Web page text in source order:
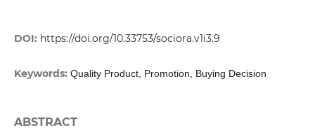
DOI: https://doi.org/10.33753/sociora.v1i3.9
Keywords: Quality Product, Promotion, Buying Decision
ABSTRACT